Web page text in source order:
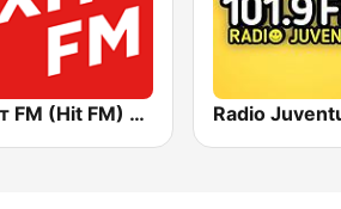
Хіт FM (Hit FM) - Best Radio